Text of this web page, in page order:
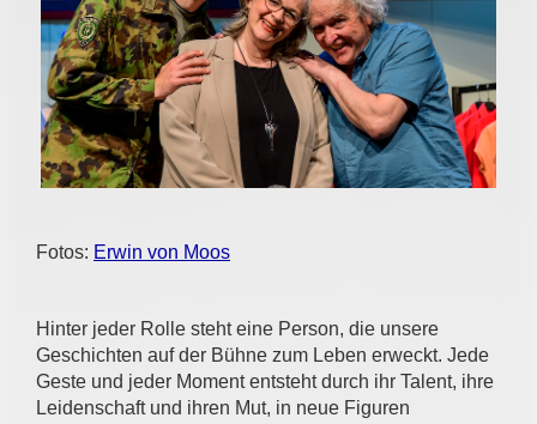
Fotos: Erwin von Moos
Hinter jeder Rolle steht eine Person, die unsere
Geschichten auf der Bühne zum Leben erweckt. Jede
Geste und jeder Moment entsteht durch ihr Talent, ihre
Leidenschaft und ihren Mut, in neue Figuren